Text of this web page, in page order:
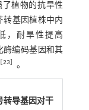
了植物的抗旱性
转基因植株中内
，耐旱性提高
酶编码基因和其
23 。
转导基因对干